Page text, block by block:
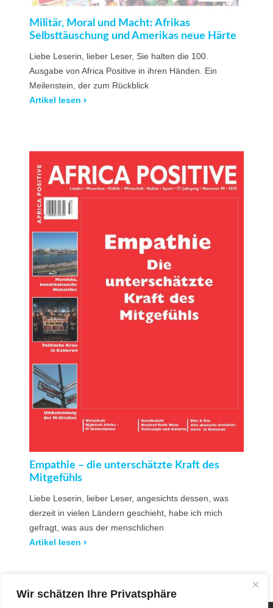
Wir schätzen Ihre Privatsphäre
Militär, Moral und Macht: Afrikas
Selbsttäuschung und Amerikas neue Härte
Liebe Leserin, lieber Leser, Sie halten die 100.
Ausgabe von Africa Positive in ihren Händen. Ein
Meilenstein, der zum Rückblick
Artikel lesen
Empathie – die unterschätzte Kraft des
Mitgefühls
Liebe Leserin, lieber Leser, angesichts dessen, was
derzeit in vielen Ländern geschieht, habe ich mich
gefragt, was aus der menschlichen
Artikel lesen